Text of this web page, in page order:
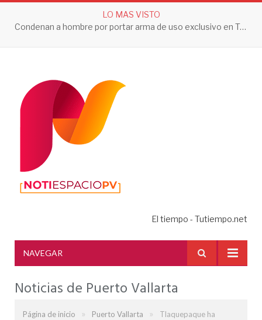
LO MAS VISTO
Condenan a hombre por portar arma de uso exclusivo en Tepic
El tiempo - Tutiempo.net
NAVEGAR
Noticias de Puerto Vallarta
Página de inicio » Puerto Vallarta »
Tlaquepaque ha